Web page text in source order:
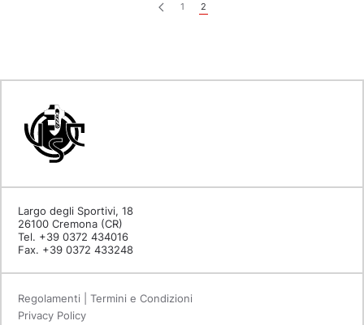
1 2
Largo degli Sportivi, 18
26100 Cremona (CR)
Tel. +39 0372 434016
Fax. +39 0372 433248
Regolamenti | Termini e Condizioni
Privacy Policy